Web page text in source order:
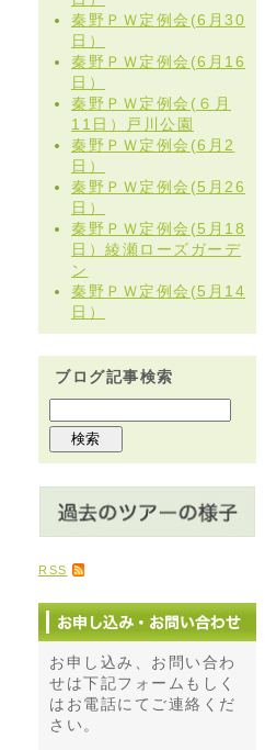
秦野ＰＷ定例会(6月30
日）
秦野ＰＷ定例会(6月16
日）
秦野ＰＷ定例会(６月
11日）戸川公園
秦野ＰＷ定例会(6月2
日）
秦野ＰＷ定例会(5月26
日）
秦野ＰＷ定例会(5月18
日）綾瀬ローズガーデ
ン
秦野ＰＷ定例会(5月14
日）
ブログ記事検索
RSS
お申し込み、お問い合わ
せは下記フォームもしく
はお電話にてご連絡くだ
さい。